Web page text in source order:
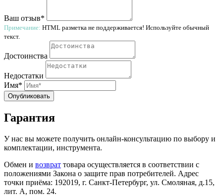
Ваш отзыв*
Примечание: HTML разметка не поддерживается! Используйте обычный
текст.
Достоинства
Недостатки
Имя*
Опубликовать
Гарантия
У нас вы можете получить онлайн-консультацию по выбору и
комплектации, инструмента.
Обмен и возврат товара осуществляется в соответствии с
положениями Закона о защите прав потребителей. Адрес
точки приёма: 192019, г. Санкт-Петербург, ул. Смоляная, д.15,
лит. А, пом. 24.